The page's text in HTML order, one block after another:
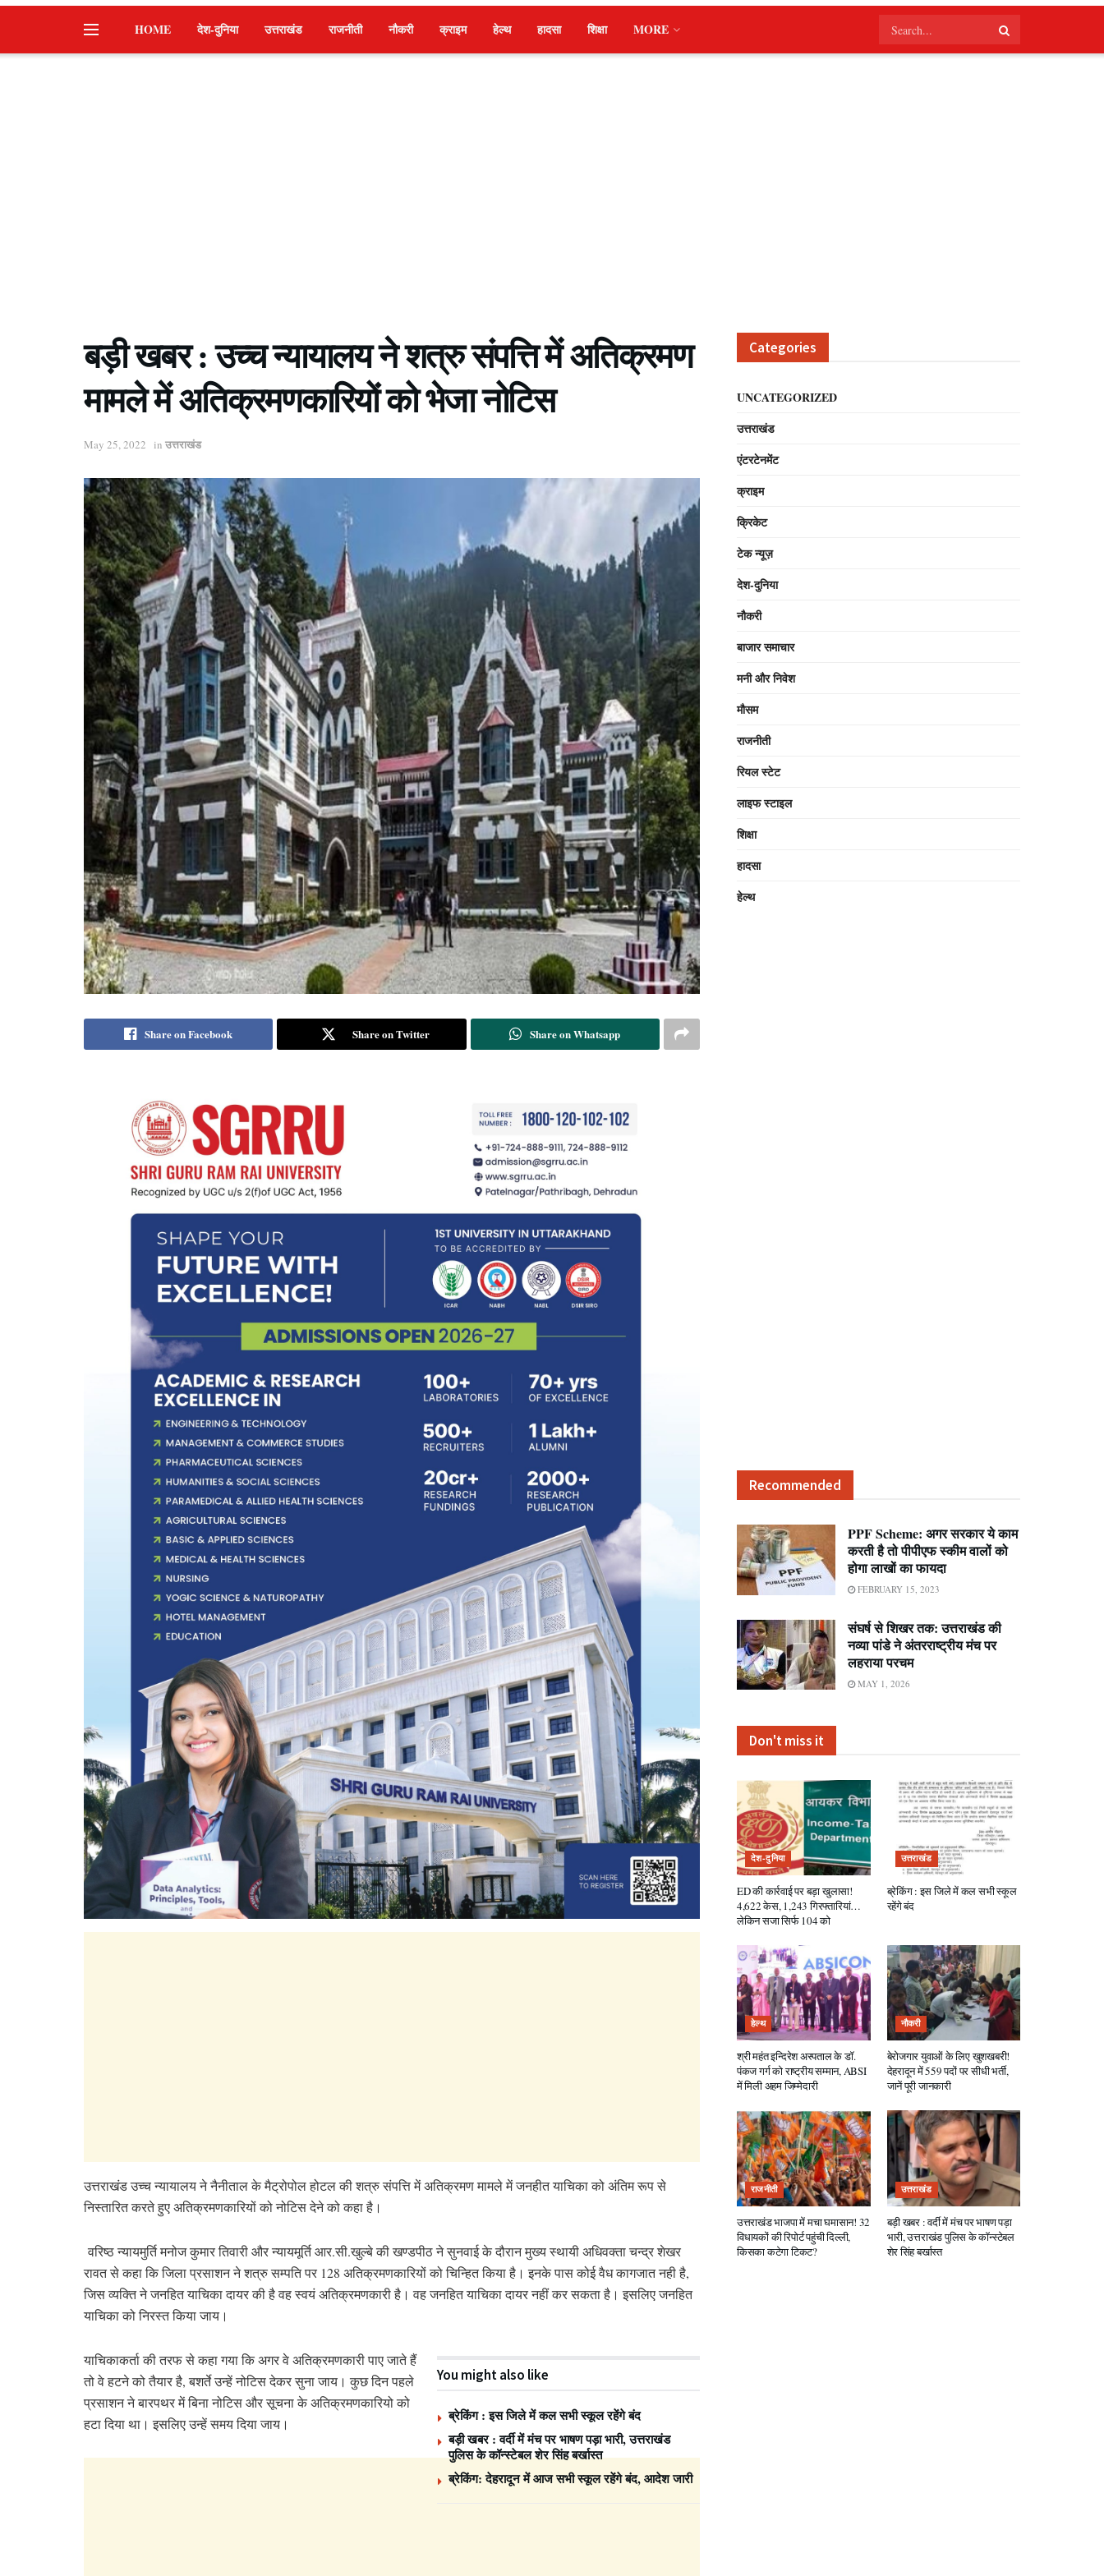
HOME देश-दुनिया उत्तराखंड राजनीती नौकरी क्राइम हेल्थ हादसा शिक्षा MORE
बड़ी खबर : उच्च न्यायालय ने शत्रु संपत्ति में अतिक्रमण
मामले में अतिक्रमणकारियों को भेजा नोटिस
May 25, 2022 in उत्तराखंड
Share on Facebook Share on Twitter Share on Whatsapp
उत्तराखंड उच्च न्यायालय ने नैनीताल के मैट्रोपोल होटल की शत्रु संपत्ति में अतिक्रमण मामले में जनहीत याचिका को अंतिम रूप से
निस्तारित करते हुए अतिक्रमणकारियों को नोटिस देने को कहा है।
वरिष्ठ न्यायमुर्ति मनोज कुमार तिवारी और न्यायमूर्ति आर.सी.खुल्बे की खण्डपीठ ने सुनवाई के दौरान मुख्य स्थायी अधिवक्ता चन्द्र शेखर
रावत से कहा कि जिला प्रसाशन ने शत्रु सम्पति पर 128 अतिक्रमणकारियों को चिन्हित किया है। इनके पास कोई वैध कागजात नही है,
जिस व्यक्ति ने जनहित याचिका दायर की है वह स्वयं अतिक्रमणकारी है। वह जनहित याचिका दायर नहीं कर सकता है। इसलिए जनहित
याचिका को निरस्त किया जाय।
You might also like
ब्रेकिंग : इस जिले में कल सभी स्कूल रहेंगे बंद
बड़ी खबर : वर्दी में मंच पर भाषण पड़ा भारी, उत्तराखंड
पुलिस के कॉन्स्टेबल शेर सिंह बर्खास्त
ब्रेकिंग: देहरादून में आज सभी स्कूल रहेंगे बंद, आदेश जारी
याचिकाकर्ता की तरफ से कहा गया कि अगर वे अतिक्रमणकारी पाए जाते हैं
तो वे हटने को तैयार है, बशर्ते उन्हें नोटिस देकर सुना जाय। कुछ दिन पहले
प्रसाशन ने बारपथर में बिना नोटिस और सूचना के अतिक्रमणकारियो को
हटा दिया था। इसलिए उन्हें समय दिया जाय।
Categories
UNCATEGORIZED
उत्तराखंड
एंटरटेनमेंट
क्राइम
क्रिकेट
टेक न्यूज़
देश-दुनिया
नौकरी
बाजार समाचार
मनी और निवेश
मौसम
राजनीती
रियल स्टेट
लाइफ स्टाइल
शिक्षा
हादसा
हेल्थ
Recommended
PPF Scheme: अगर सरकार ये काम
करती है तो पीपीएफ स्कीम वालों को
होगा लाखों का फायदा
FEBRUARY 15, 2023
संघर्ष से शिखर तक: उत्तराखंड की
नव्या पांडे ने अंतरराष्ट्रीय मंच पर
लहराया परचम
MAY 1, 2026
Don't miss it
देश-दुनिया
ED की कार्रवाई पर बड़ा खुलासा!
4,622 केस, 1,243 गिरफ्तारियां…
लेकिन सजा सिर्फ 104 को
उत्तराखंड
ब्रेकिंग : इस जिले में कल सभी स्कूल
रहेंगे बंद
हेल्थ
श्री महंत इन्दिरेश अस्पताल के डॉ.
पंकज गर्ग को राष्ट्रीय सम्मान, ABSI
में मिली अहम जिम्मेदारी
नौकरी
बेरोजगार युवाओं के लिए खुशखबरी!
देहरादून में 559 पदों पर सीधी भर्ती,
जानें पूरी जानकारी
राजनीती
उत्तराखंड भाजपा में मचा घमासान! 32
विधायकों की रिपोर्ट पहुंची दिल्ली,
किसका कटेगा टिकट?
उत्तराखंड
बड़ी खबर : वर्दी में मंच पर भाषण पड़ा
भारी, उत्तराखंड पुलिस के कॉन्स्टेबल
शेर सिंह बर्खास्त